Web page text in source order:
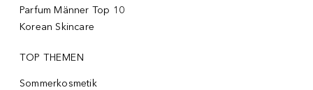
Parfum Männer Top 10
Korean Skincare
TOP THEMEN
Sommerkosmetik